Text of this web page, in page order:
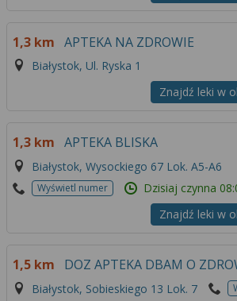
1,3 km APTEKA NA ZDROWIE
Białystok, Ul. Ryska 1
Znajdź leki w
1,3 km APTEKA BLISKA
Białystok, Wysockiego 67 Lok. A5-A6
Wyświetl numer Dzisiaj czynna
Znajdź leki w
1,5 km DOZ APTEKA DBAM O
Białystok, Sobieskiego 13 Lok. 7